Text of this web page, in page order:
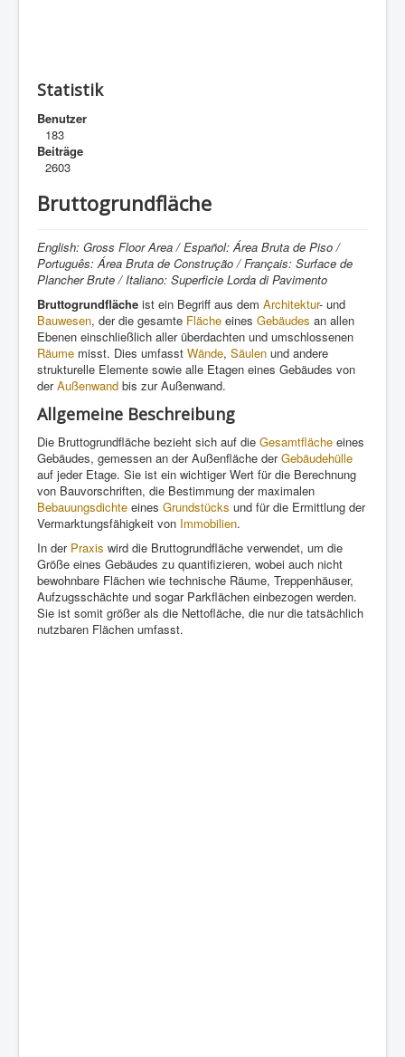
Statistik
Benutzer
183
Beiträge
2603
Bruttogrundfläche
English: Gross Floor Area / Español: Área Bruta de Piso /
Português: Área Bruta de Construção / Français: Surface de
Plancher Brute / Italiano: Superficie Lorda di Pavimento
Bruttogrundfläche ist ein Begriff aus dem Architektur- und
Bauwesen, der die gesamte Fläche eines Gebäudes an allen
Ebenen einschließlich aller überdachten und umschlossenen
Räume misst. Dies umfasst Wände, Säulen und andere
strukturelle Elemente sowie alle Etagen eines Gebäudes von
derAußenwand bis zur Außenwand.
Allgemeine Beschreibung
Die Bruttogrundfläche bezieht sich auf die Gesamtfläche eines
Gebäudes, gemessen an der Außenfläche derGebäudehülle
auf jeder Etage. Sie ist ein wichtiger Wert für die Berechnung
von Bauvorschriften, die Bestimmung der maximalen
Bebauungsdichte eines Grundstücks und für die Ermittlung der
Vermarktungsfähigkeit von Immobilien.
In der Praxis wird die Bruttogrundfläche verwendet, um die
Größe eines Gebäudes zu quantifizieren, wobei auch nicht
bewohnbare Flächen wie technische Räume, Treppenhäuser,
Aufzugsschächte und sogar Parkflächen einbezogen werden.
Sie ist somit größer als die Nettofläche, die nur die tatsächlich
nutzbaren Flächen umfasst.